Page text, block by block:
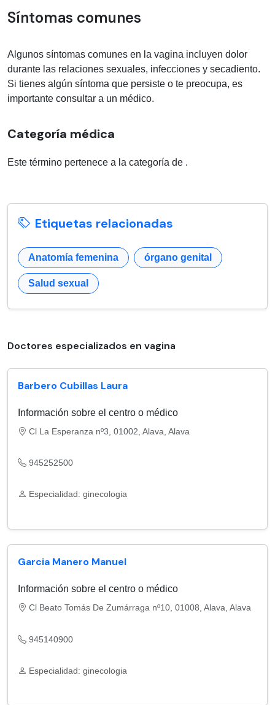
Síntomas comunes
Algunos síntomas comunes en la vagina incluyen dolor
durante las relaciones sexuales, infecciones y secadiento.
Si tienes algún síntoma que persiste o te preocupa, es
importante consultar a un médico.
Categoría médica
Este término pertenece a la categoría de .
Etiquetas relacionadas
Anatomía femenina órgano genital
Salud sexual
Doctores especializados en vagina
Barbero Cubillas Laura
Información sobre el centro o médico
Cl La Esperanza nº3, 01002, Alava, Alava
945252500
Especialidad: ginecologia
Garcia Manero Manuel
Información sobre el centro o médico
Cl Beato Tomás De Zumárraga nº10, 01008, Alava, Alava
945140900
Especialidad: ginecologia